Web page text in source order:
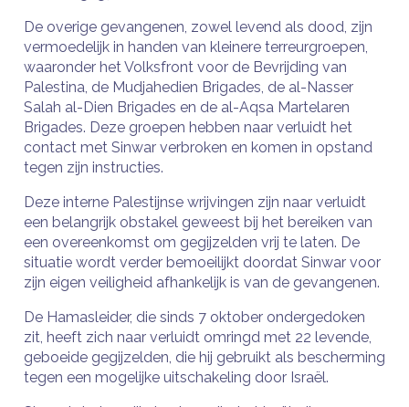
De overige gevangenen, zowel levend als dood, zijn
vermoedelijk in handen van kleinere terreurgroepen,
waaronder het Volksfront voor de Bevrijding van
Palestina, de Mudjahedien Brigades, de al-Nasser
Salah al-Dien Brigades en de al-Aqsa Martelaren
Brigades. Deze groepen hebben naar verluidt het
contact met Sinwar verbroken en komen in opstand
tegen zijn instructies.
Deze interne Palestijnse wrijvingen zijn naar verluidt
een belangrijk obstakel geweest bij het bereiken van
een overeenkomst om gegijzelden vrij te laten. De
situatie wordt verder bemoeilijkt doordat Sinwar voor
zijn eigen veiligheid afhankelijk is van de gevangenen.
De Hamasleider, die sinds 7 oktober ondergedoken
zit, heeft zich naar verluidt omringd met 22 levende,
geboeide gegijzelden, die hij gebruikt als bescherming
tegen een mogelijke uitschakeling door Israël.